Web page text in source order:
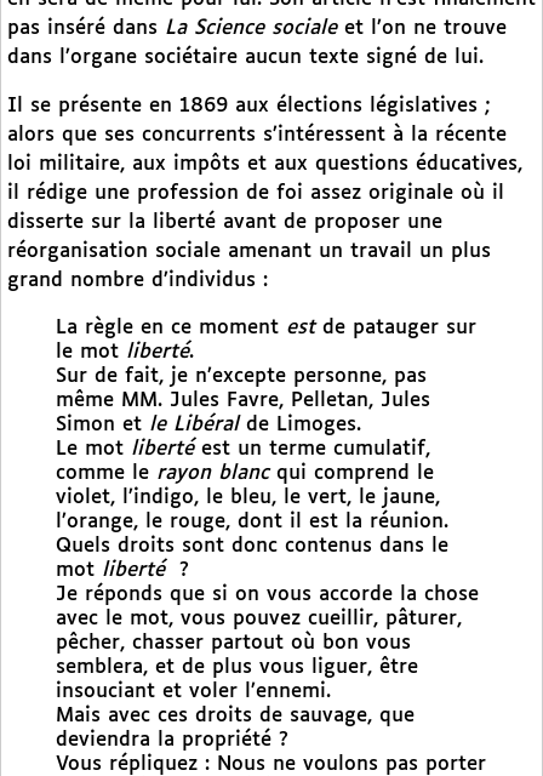
pas inséré dans La Science socialeet l’on ne trouve
dans l’organe sociétaire aucun texte signé de lui.
Il se présente en 1869 aux élections législatives ;
alors que ses concurrents s’intéressent à la récente
loi militaire, aux impôts et aux questions éducatives,
il rédige une profession de foi assez originale où il
disserte sur la liberté avant de proposer une
réorganisation sociale amenant un travail un plus
grand nombre d’individus :
La règle en ce moment est de patauger sur
le mot liberté.
Sur de fait, je n’excepte personne, pas
même MM. Jules Favre, Pelletan, Jules
Simon et le Libéralde Limoges.
Le mot liberté est un terme cumulatif,
comme le rayon blanc qui comprend le
violet, l’indigo, le bleu, le vert, le jaune,
l’orange, le rouge, dont il est la réunion.
Quels droits sont donc contenus dans le
mot liberté
?
Je réponds que si on vous accorde la chose
avec le mot, vous pouvez cueillir, pâturer,
pêcher, chasser partout où bon vous
semblera, et de plus vous liguer, être
insouciant et voler l’ennemi.
Mais avec ces droits de sauvage, que
deviendra la propriété ?
Vous répliquez : Nous ne voulons pas porter